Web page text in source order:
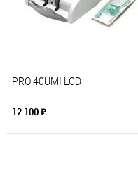
PRO 40UMI LCD
12 100 ₽